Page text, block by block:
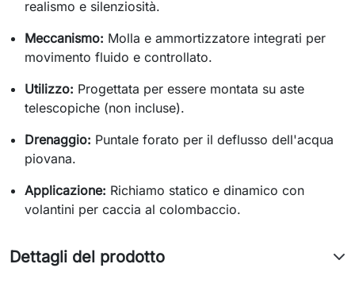
realismo e silenziosità.
Meccanismo: Molla e ammortizzatore integrati per
movimento fluido e controllato.
Utilizzo: Progettata per essere montata su aste
telescopiche (non incluse).
Drenaggio: Puntale forato per il deflusso dell'acqua
piovana.
Applicazione: Richiamo statico e dinamico con
volantini per caccia al colombaccio.
Dettagli del prodotto